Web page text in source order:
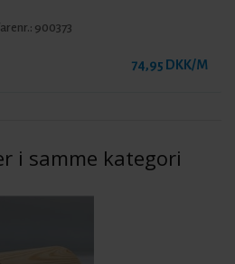
900373
74,95 DKK/M
i samme kategori